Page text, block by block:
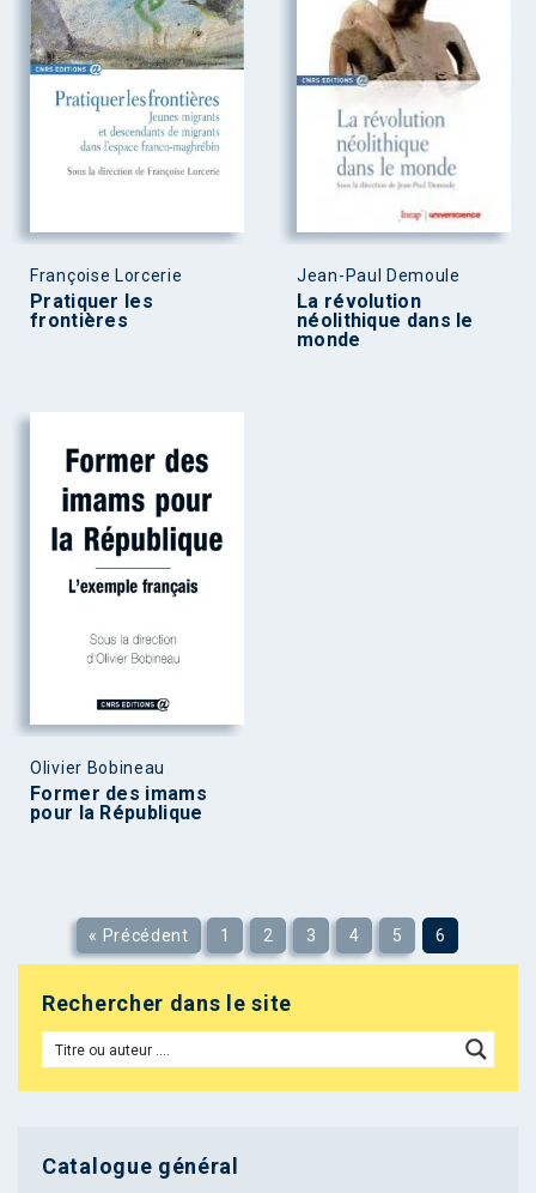
Françoise Lorcerie
Pratiquer les
frontières
Jean-Paul Demoule
La révolution
néolithique dans le
monde
Olivier Bobineau
Former des imams
pour la République
« Précédent 1 2 3 4 5 6
Rechercher dans le site
Catalogue général